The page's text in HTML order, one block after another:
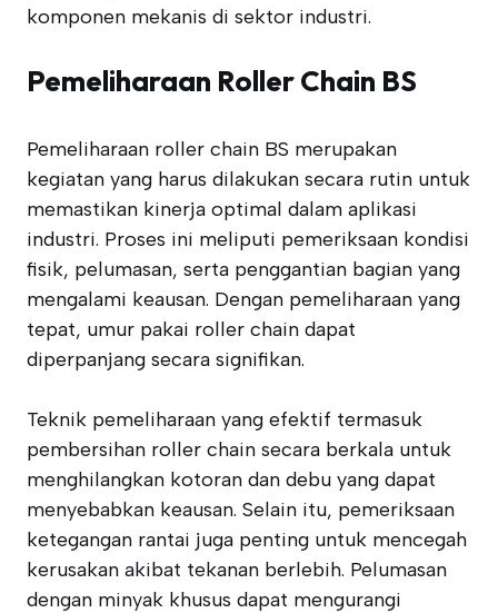
komponen mekanis di sektor industri.
Pemeliharaan Roller Chain BS
Pemeliharaan roller chain BS merupakan
kegiatan yang harus dilakukan secara rutin untuk
memastikan kinerja optimal dalam aplikasi
industri. Proses ini meliputi pemeriksaan kondisi
fisik, pelumasan, serta penggantian bagian yang
mengalami keausan. Dengan pemeliharaan yang
tepat, umur pakai roller chain dapat
diperpanjang secara signifikan.
Teknik pemeliharaan yang efektif termasuk
pembersihan roller chain secara berkala untuk
menghilangkan kotoran dan debu yang dapat
menyebabkan keausan. Selain itu, pemeriksaan
ketegangan rantai juga penting untuk mencegah
kerusakan akibat tekanan berlebih. Pelumasan
dengan minyak khusus dapat mengurangi